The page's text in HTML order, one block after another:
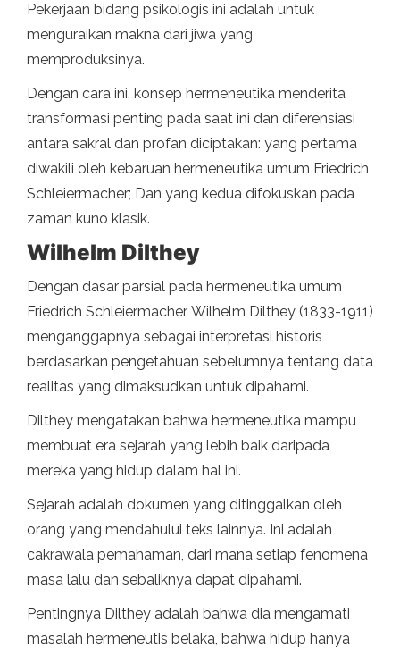
Pekerjaan bidang psikologis ini adalah untuk
menguraikan makna dari jiwa yang
memproduksinya.
Dengan cara ini, konsep hermeneutika menderita
transformasi penting pada saat ini dan diferensiasi
antara sakral dan profan diciptakan: yang pertama
diwakili oleh kebaruan hermeneutika umum Friedrich
Schleiermacher; Dan yang kedua difokuskan pada
zaman kuno klasik.
Wilhelm Dilthey
Dengan dasar parsial pada hermeneutika umum
Friedrich Schleiermacher, Wilhelm Dilthey (1833-1911)
menganggapnya sebagai interpretasi historis
berdasarkan pengetahuan sebelumnya tentang data
realitas yang dimaksudkan untuk dipahami.
Dilthey mengatakan bahwa hermeneutika mampu
membuat era sejarah yang lebih baik daripada
mereka yang hidup dalam hal ini.
Sejarah adalah dokumen yang ditinggalkan oleh
orang yang mendahului teks lainnya. Ini adalah
cakrawala pemahaman, dari mana setiap fenomena
masa lalu dan sebaliknya dapat dipahami.
Pentingnya Dilthey adalah bahwa dia mengamati
masalah hermeneutis belaka, bahwa hidup hanya